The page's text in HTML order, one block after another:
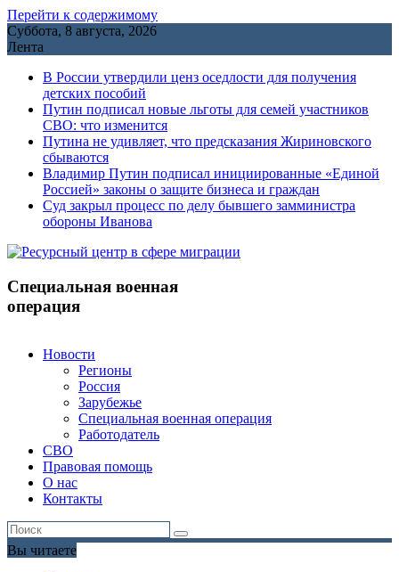
Перейти к содержимому
Суббота, 8 августа, 2026
Лента
В России утвердили ценз оседлости для получения
детских пособий
Путин подписал новые льготы для семей участников
СВО: что изменится
Путина не удивляет, что предсказания Жириновского
сбываются
Владимир Путин подписал инициированные «Единой
Россией» законы о защите бизнеса и граждан
Cуд закрыл процесс по делу бывшего замминистра
обороны Иванова
Специальная военная
операция
Новости
Регионы
Россия
Зарубежье
Специальная военная операция
Работодатель
СВО
Правовая помощь
О нас
Контакты
Вы читаете